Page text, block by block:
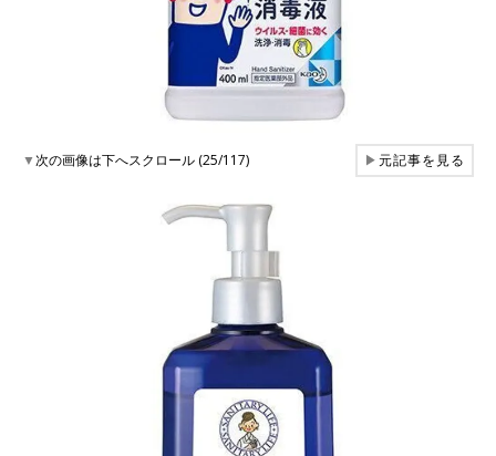
▼次の画像は下へスクロール (25/117) ▶元記事を見る